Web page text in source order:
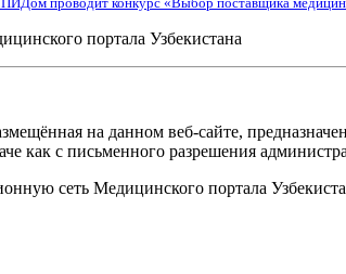
портала Узбекистана
на данном веб-сайте,
как с письменного разрешения
сеть Медицинского портала